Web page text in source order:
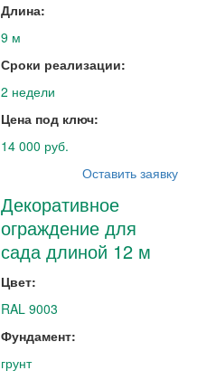
Длина:
9 м
Сроки реализации:
2 недели
Цена под ключ:
14 000 руб.
Оставить заявку
Декоративное
ограждение для
сада длиной 12 м
Цвет:
RAL 9003
Фундамент:
грунт